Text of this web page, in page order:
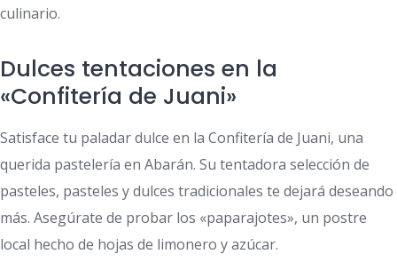
culinario.
Dulces tentaciones en la
«Confitería de Juani»
Satisface tu paladar dulce en la Confitería de Juani, una
querida pastelería en Abarán. Su tentadora selección de
pasteles, pasteles y dulces tradicionales te dejará deseando
más. Asegúrate de probar los «paparajotes», un postre
local hecho de hojas de limonero y azúcar.